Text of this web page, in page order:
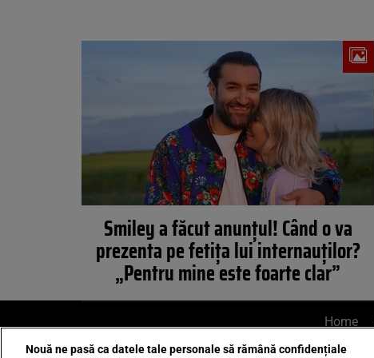
Smiley a făcut anunțul! Când o va
prezenta pe fetița lui internauților?
„Pentru mine este foarte clar”
Home
Nouă ne pasă ca datele tale personale să rămână confidențiale